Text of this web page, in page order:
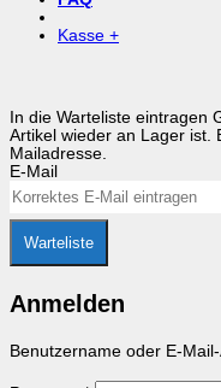
Kasse +
In die Warteliste eintragen
Artikel wieder an Lager ist.
Mailadresse.
E-Mail
Warteliste
Anmelden
Benutzername oder E-